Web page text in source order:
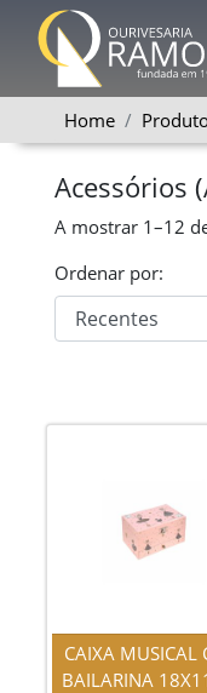
Home
Acessórios
A mostrar 1–12
Ordenar por:
CAIXA MUSICAL
BAILARINA